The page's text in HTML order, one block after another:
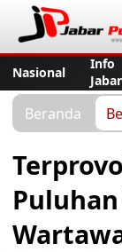
Nasional
Info
Jabar
Beranda